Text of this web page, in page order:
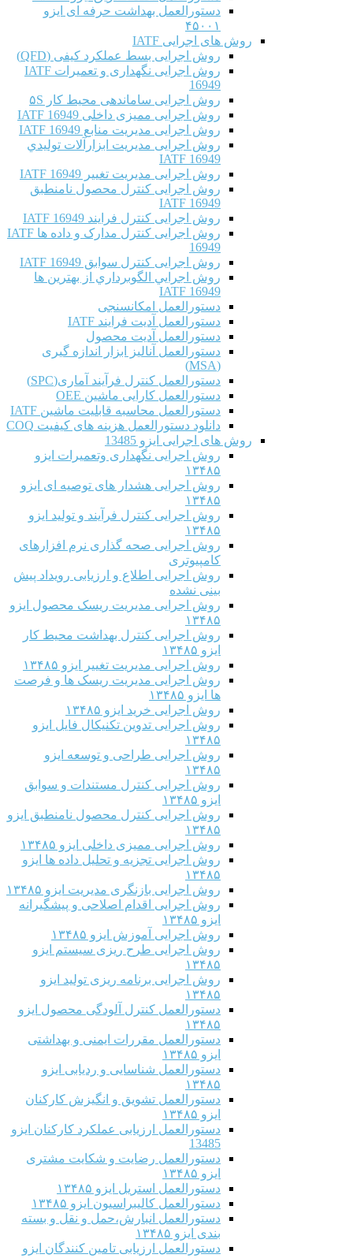
دستورالعمل بهداشت حرفه ای ایزو
۴۵۰۰۱
روش های اجرایی IATF
روش اجرایی بسط عملکرد کیفی (QFD)
روش اجرایی نگهداری و تعمیرات IATF
16949
روش اجرایی ساماندهی محیط کار ۵S
روش اجرایی ممیزی داخلی IATF 16949
روش اجرایی مدیریت منابع IATF 16949
روش اجرایی مديريت ابزارآلات توليدي
IATF 16949
روش اجرایی مدیریت تغییر IATF 16949
روش اجرایی کنترل محصول نامنطبق
IATF 16949
روش اجرایی کنترل فرایند IATF 16949
روش اجرایی کنترل مدارک و داده ها IATF
16949
روش اجرایی کنترل سوابق IATF 16949
روش اجرايي الگوبرداري از بهترين ها
IATF 16949
دستورالعمل امکانسنجی
دستورالعمل آدیت فرایند IATF
دستورالعمل آدیت محصول
دستورالعمل آنالیز ابزار اندازه گیری
(MSA)
دستورالعمل کنترل فرآیند آماری(SPC)
دستورالعمل کارایی ماشین OEE
دستورالعمل محاسبه قابلیت ماشین IATF
دانلود دستورالعمل هزینه های کیفیت COQ
روش های اجرایی ایزو 13485
روش اجرایی نگهداری وتعمیرات ایزو
۱۳۴۸۵
روش اجرایی هشدار های توصیه ای ایزو
۱۳۴۸۵
روش اجرایی کنترل فرآیند و تولید ایزو
۱۳۴۸۵
روش اجرایی صحه گذاری نرم افزارهای
کامپیوتری
روش اجرایی اطلاع و ارزیابی رویداد پیش
بینی نشده
روش اجرایی مدیریت ریسک محصول ایزو
۱۳۴۸۵
روش اجرایی کنترل بهداشت محیط کار
ایزو ۱۳۴۸۵
روش اجرایی مدیریت تغییر ایزو ۱۳۴۸۵
روش اجرایی مدیریت ریسک ها و فرصت
ها ایزو ۱۳۴۸۵
روش اجرایی خرید ایزو ۱۳۴۸۵
روش اجرایی تدوین تکنیکال فایل ایزو
۱۳۴۸۵
روش اجرایی طراحی و توسعه ایزو
۱۳۴۸۵
روش اجرایی کنترل مستندات و سوابق
ایزو ۱۳۴۸۵
روش اجرایی کنترل محصول نامنطبق ایزو
۱۳۴۸۵
روش اجرایی ممیزی داخلی ایزو ۱۳۴۸۵
روش اجرایی تجزیه و تحلیل داده ها ایزو
۱۳۴۸۵
روش اجرایی بازنگری مدیریت ایزو ۱۳۴۸۵
روش اجرایی اقدام اصلاحی و پیشگیرانه
ایزو ۱۳۴۸۵
روش اجرایی آموزش ایزو ۱۳۴۸۵
روش اجرایی طرح ریزی سیستم ایزو
۱۳۴۸۵
روش اجرایی برنامه ریزی تولید ایزو
۱۳۴۸۵
دستورالعمل کنترل آلودگی محصول ایزو
۱۳۴۸۵
دستورالعمل مقررات ایمنی و بهداشتی
ایزو ۱۳۴۸۵
دستورالعمل شناسایی و ردیابی ایزو
۱۳۴۸۵
دستورالعمل تشویق و انگیزش کارکنان
ایزو ۱۳۴۸۵
دستورالعمل ارزیابی عملکرد کارکنان ایزو
13485
دستورالعمل رضایت و شکایت مشتری
ایزو ۱۳۴۸۵
دستورالعمل استریل ایزو ۱۳۴۸۵
دستورالعمل کالیبراسیون ایزو ۱۳۴۸۵
دستورالعمل انبارش،حمل و نقل و بسته
بندی ایزو ۱۳۴۸۵
دستورالعمل ارزیابی تامین کنندگان ایزو